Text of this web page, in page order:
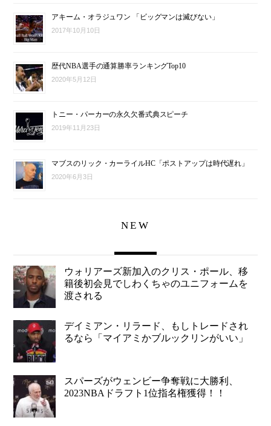
アキーム・オラジュワン 「ビッグマンは滅びない」
2017年10月10日
歴代NBA選手の通算勝率ランキングTop10
2020年5月12日
トニー・パーカーの永久欠番式典スピーチ
2019年11月23日
マブスのリック・カーライルHC「ポストアップは時代遅れ」
2020年6月3日
NEW
ウォリアーズ新加入のクリス・ポール、移
籍後初会見でしわくちゃのユニフォームを
渡される
デイミアン・リラード、もしトレードされ
るなら「マイアミかブルックリンがいい」
スパーズがウェンビー争奪戦に大勝利、
2023NBAドラフト1位指名権獲得！！